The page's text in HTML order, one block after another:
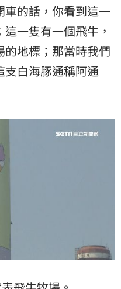
的話，你看到這一
一隻有一個飛牛，
地標；那當時我們
支白海豚通稱阿通